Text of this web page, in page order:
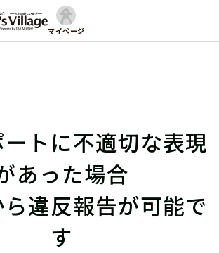
マイページ
トに不適切な表現
あった場合
違反報告が可能で
す